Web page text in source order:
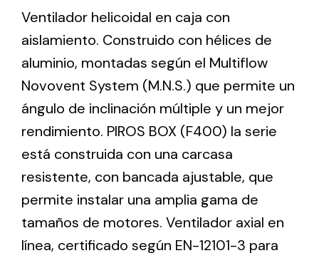
Ventilation
The incorporation of Novovent into the group
meant a greater offer of ventilation products for
different uses
Iluminación Solar
Ventilador helicoidal en caja con
aislamiento. Construido con hélices de
aluminio, montadas según el Multiflow
Novovent System (M.N.S.) que permite un
ángulo de inclinación múltiple y un mejor
rendimiento. PIROS BOX (F400) la serie
está construida con una carcasa
resistente, con bancada ajustable, que
permite instalar una amplia gama de
tamaños de motores. Ventilador axial en
línea, certificado según EN-12101-3 para